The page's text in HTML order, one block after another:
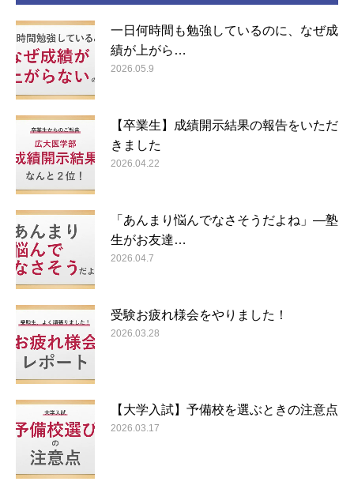
一日何時間も勉強しているのに、なぜ成
績が上がら…
2026.05.9
【卒業生】成績開示結果の報告をいただ
きました
2026.04.22
「あんまり悩んでなさそうだよね」―塾
生がお友達…
2026.04.7
受験お疲れ様会をやりました！
2026.03.28
【大学入試】予備校を選ぶときの注意点
2026.03.17